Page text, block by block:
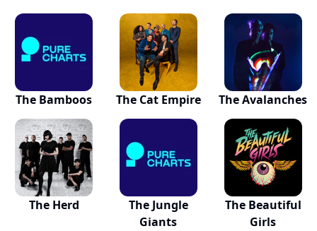
The Bamboos The Cat Empire The Avalanches
The Herd
The Jungle
Giants
The Beautiful
Girls